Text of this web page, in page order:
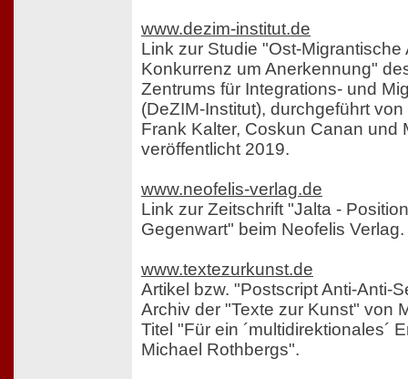
www.dezim-institut.de
Link zur Studie "Ost-Migrantische
Konkurrenz um Anerkennung"
Zentrums für Integrations- und
(DeZIM-Institut), durchgeführt
Frank Kalter, Coskun Canan und
veröffentlicht 2019.
www.neofelis-verlag.de
Link zur Zeitschrift "Jalta -
Gegenwart" beim Neofelis Verlag.
www.textezurkunst.de
Artikel bzw. "Postscript Anti-Anti-
Archiv der "Texte zur Kunst" von
Titel "Für ein ´multidirektionales´
Michael Rothbergs".